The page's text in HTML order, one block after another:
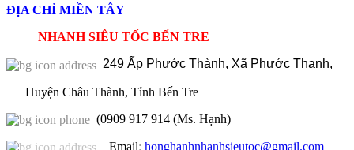
ĐỊA CHỈ MIỀN TÂY
NHANH SIÊU TỐC BẾN TRE
249 Ấp Phước Thành, Xã Phước Thạnh,
Huyện Châu Thành, Tỉnh Bến Tre
(0909 917 914 (Ms. Hạnh)
Email: honghanhnhanhsieutoc@gmail.com